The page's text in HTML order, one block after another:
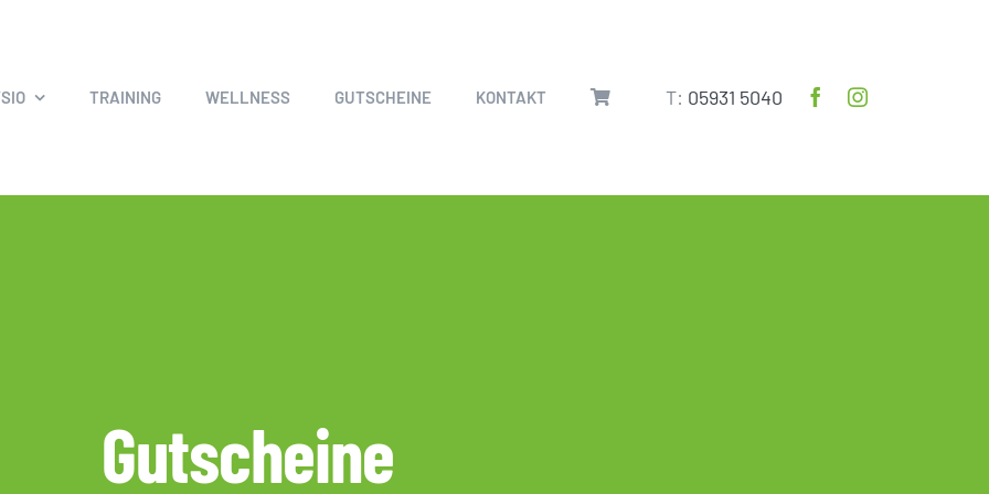
TRAINING WELLNESS GUTSCHEINE KONTAKT T: 05931 5040
Gutscheine